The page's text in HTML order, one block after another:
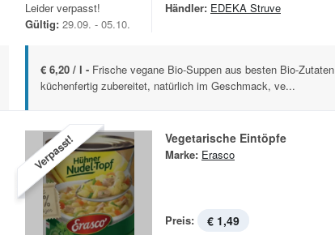
Leider verpasst!
Gültig: 29.09. - 05.10.
Händler: EDEKA Struve
€ 6,20 / l - Frische vegane Bio-Suppen aus besten Bio-Zutaten
küchenfertig zubereitet, natürlich im Geschmack, ve...
Verpasst! Vegetarische Eintöpfe
Marke: Erasco
Preis: € 1,49